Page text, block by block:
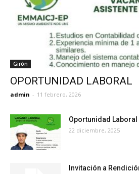
Girón
OPORTUNIDAD LABORAL
admin - 11 febrero, 2026
Oportunidad Laboral
22 diciembre, 2025
Invitación a